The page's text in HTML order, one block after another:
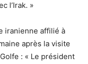
l’Irak. »
iranienne affilié à
après la visite
: « Le président